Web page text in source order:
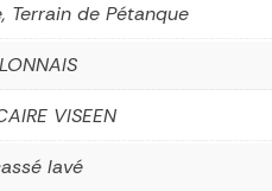
Terrain de Pétanque
VISEEN
lavé